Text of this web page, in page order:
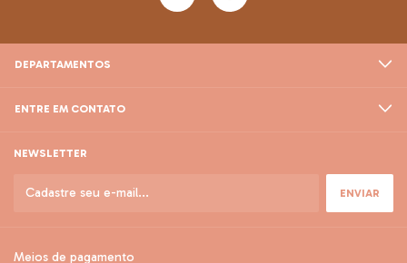
DEPARTAMENTOS
ENTRE EM CONTATO
NEWSLETTER
Meios de pagamento